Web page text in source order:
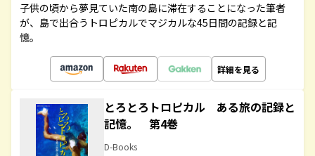
子供の頃から夢見ていた南の島に滞在することになった筆者
が、島で出合うトロピカルでマジカルな45日間の記録と記
憶。
詳細を見る
とろとろトロピカル ある旅の記録と
記憶。 第4巻
D-Books